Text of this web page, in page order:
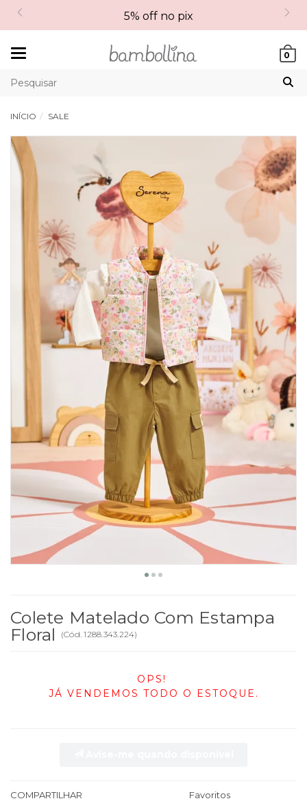
5% off no pix
0
INÍCIO SALE
Colete Matelado Com Estampa
Floral
(Cód.1288.343.224)
OPS!
JÁ VENDEMOS TODO O ESTOQUE.
COMPARTILHAR Favoritos